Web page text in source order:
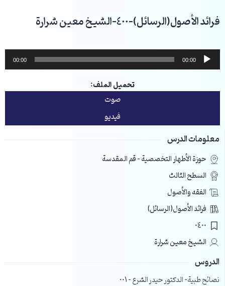
إلى
المحتوى
فرائد الأصول(الرسائل)-400-الشيخ معين شرارة
مشغل
الصوت
00:00
00:00
تحميل الملف:
صوت
فيديو
معلومات الدرس
حوزة الأطهار التخصصية – قم المقدسة
السطح الثالث
الفقه والأصول
فرائد الأصول(الرسائل)
0400
الشيخ معين شرارة
الدروس
نصائح طبية- الدكتور حيدر الشرع – 001